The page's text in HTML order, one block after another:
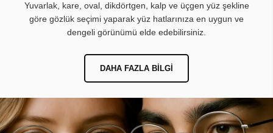
Yuvarlak, kare, oval, dikdörtgen, kalp ve üçgen yüz şekline
göre gözlük seçimi yaparak yüz hatlarınıza en uygun ve
dengeli görünümü elde edebilirsiniz.
DAHA FAZLA BILGI